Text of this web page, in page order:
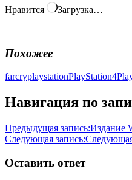
Нравится Загрузка…
Похожее
farcryplaystationPlayStation4
Навигация по
Предыдущая запись:Издание
Следующая запись:
Оставить ответ